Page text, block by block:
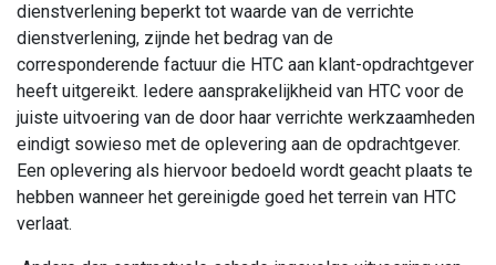
dienstverlening beperkt tot waarde van de verrichte
dienstverlening, zijnde het bedrag van de
corresponderende factuur die HTC aan klant-opdrachtgever
heeft uitgereikt. Iedere aansprakelijkheid van HTC voor de
juiste uitvoering van de door haar verrichte werkzaamheden
eindigt sowieso met de oplevering aan de opdrachtgever.
Een oplevering als hiervoor bedoeld wordt geacht plaats te
hebben wanneer het gereinigde goed het terrein van HTC
verlaat.